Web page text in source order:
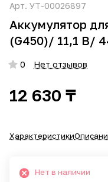
Арт. УТ-00026897
Аккумулятор
(G450)/ 11,1 В/
0 Нет отзывов
12 630 ₸
Характеристики
Нет в наличии